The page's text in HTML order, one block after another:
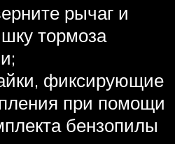
рычаг и
тормоза
фиксирующие
при помощи
бензопилы